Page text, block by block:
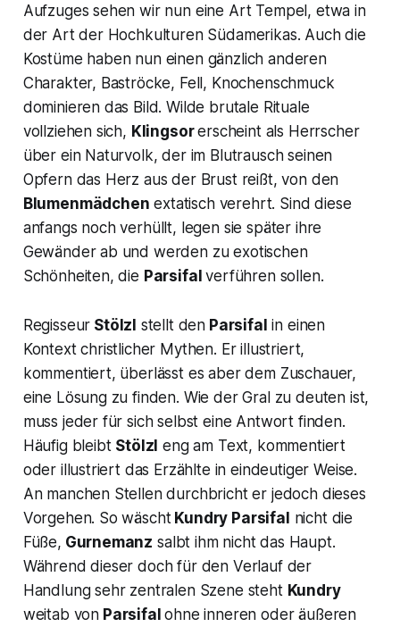
Aufzuges sehen wir nun eine Art Tempel, etwa in
der Art der Hochkulturen Südamerikas. Auch die
Kostüme haben nun einen gänzlich anderen
Charakter, Baströcke, Fell, Knochenschmuck
dominieren das Bild. Wilde brutale Rituale
vollziehen sich, Klingsorerscheint als Herrscher
über ein Naturvolk, der im Blutrausch seinen
Opfern das Herz aus der Brust reißt, von den
Blumenmädchen extatisch verehrt. Sind diese
anfangs noch verhüllt, legen sie später ihre
Gewänder ab und werden zu exotischen
Schönheiten, die Parsifal verführen sollen.
Regisseur Stölzl stellt den Parsifal in einen
Kontext christlicher Mythen. Er illustriert,
kommentiert, überlässt es aber dem Zuschauer,
eine Lösung zu finden. Wie der Gral zu deuten ist,
muss jeder für sich selbst eine Antwort finden.
Häufig bleibt Stölzl eng am Text, kommentiert
oder illustriert das Erzählte in eindeutiger Weise.
An manchen Stellen durchbricht er jedoch dieses
Vorgehen. So wäschtKundry Parsifal nicht die
Füße, Gurnemanz salbt ihm nicht das Haupt.
Während dieser doch für den Verlauf der
Handlung sehr zentralen Szene steht Kundry
weitab von Parsifal ohne inneren oder äußeren